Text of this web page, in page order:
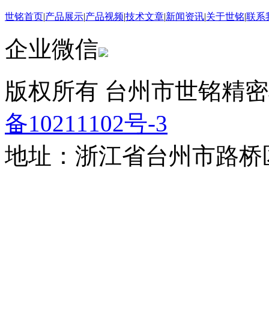
世铭首页|产品展示|产品视频|技术文章|新闻资讯|关于世铭|联系
企业微信
版权所有 台州市世铭精
备10211102号-3
地址：浙江省台州市路